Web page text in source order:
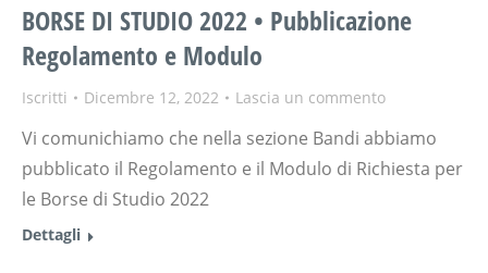
BORSE DI STUDIO 2022 • Pubblicazione
Regolamento e Modulo
Iscritti Dicembre 12, 2022 Lascia un commento
Vi comunichiamo che nella sezione Bandi abbiamo
pubblicato il Regolamento e il Modulo di Richiesta per
le Borse di Studio 2022
Dettagli